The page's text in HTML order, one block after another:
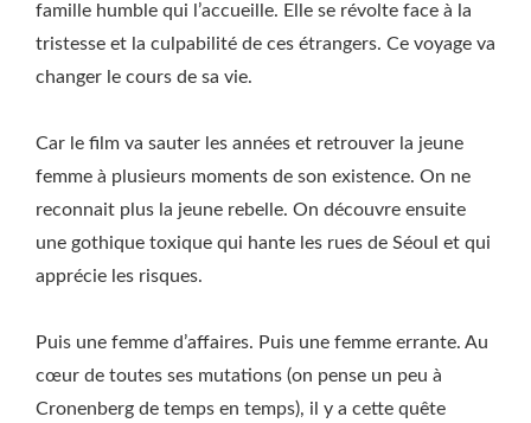
famille humble qui l’accueille. Elle se révolte face à la
tristesse et la culpabilité de ces étrangers. Ce voyage va
changer le cours de sa vie.
Car le film va sauter les années et retrouver la jeune
femme à plusieurs moments de son existence. On ne
reconnait plus la jeune rebelle. On découvre ensuite
une gothique toxique qui hante les rues de Séoul et qui
apprécie les risques.
Puis une femme d’affaires. Puis une femme errante. Au
cœur de toutes ses mutations (on pense un peu à
Cronenberg de temps en temps), il y a cette quête